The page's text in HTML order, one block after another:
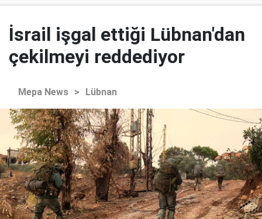
İsrail işgal ettiği Lübnan'dan
çekilmeyi reddediyor
Mepa News > Lübnan